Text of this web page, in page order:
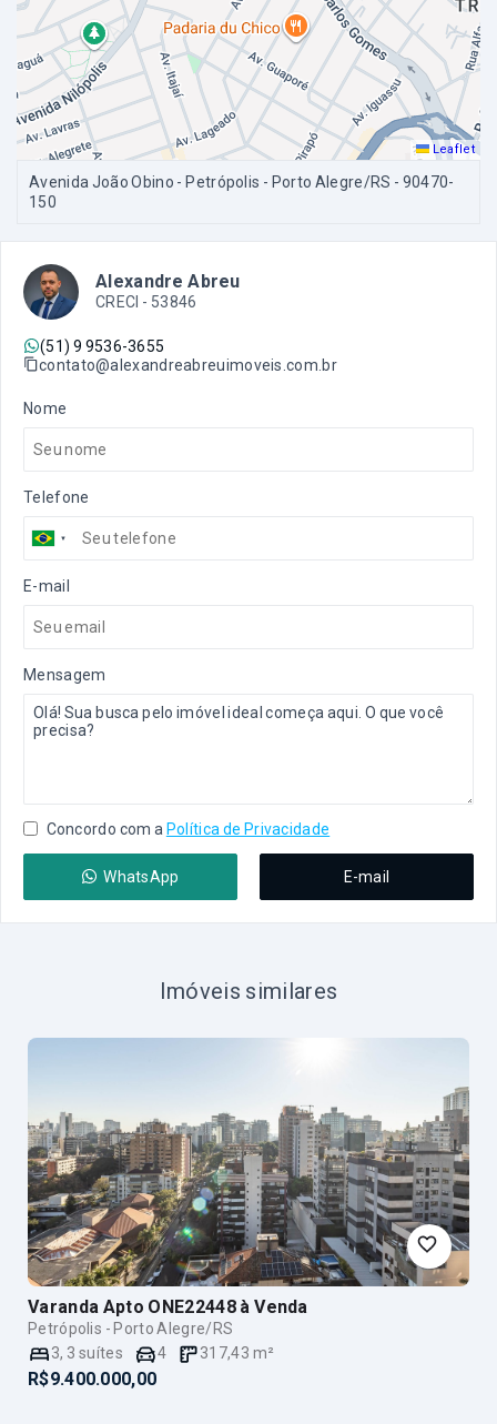
Leaflet
Avenida João Obino - Petrópolis - Porto Alegre/RS - 90470-
150
Alexandre Abreu
CRECI - 53846
(51) 9 9536-3655
contato@alexandreabreuimoveis.com.br
Nome
Telefone
E-mail
Mensagem
Concordo com a Política de Privacidade
WhatsApp E-mail
Imóveis similares
Varanda Apto ONE22448 à Venda
Petrópolis - Porto Alegre/RS
3, 3 suítes 4 317,43 m²
R$9.400.000,00